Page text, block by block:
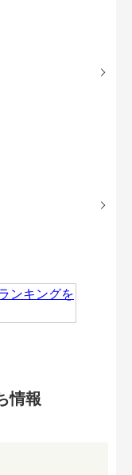
情報